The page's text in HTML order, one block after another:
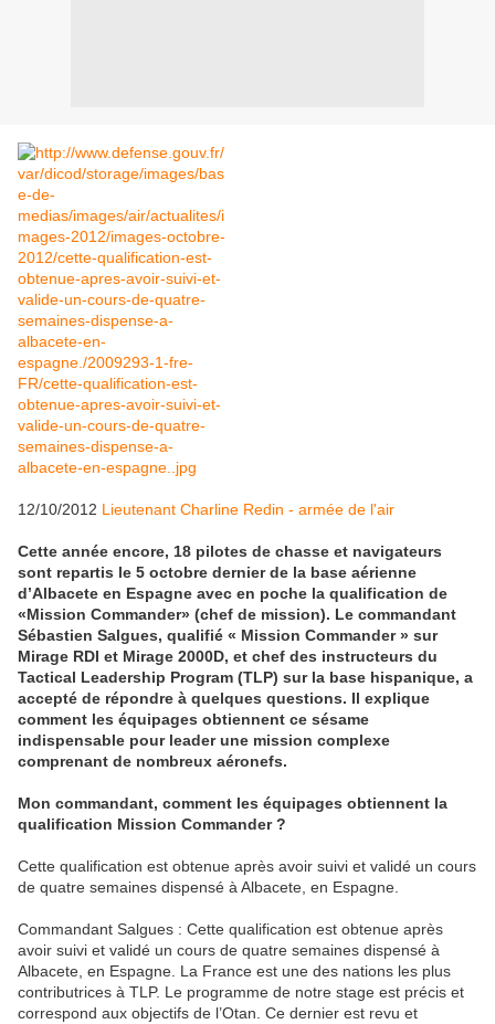
12/10/2012 Lieutenant Charline Redin - armée de l'air
Cette année encore, 18 pilotes de chasse et navigateurs
sont repartis le 5 octobre dernier de la base aérienne
d’Albacete en Espagne avec en poche la qualification de
«Mission Commander» (chef de mission). Le commandant
Sébastien Salgues, qualifié « Mission Commander » sur
Mirage RDI et Mirage 2000D, et chef des instructeurs du
Tactical Leadership Program (TLP) sur la base hispanique, a
accepté de répondre à quelques questions. Il explique
comment les équipages obtiennent ce sésame
indispensable pour leader une mission complexe
comprenant de nombreux aéronefs.
Mon commandant, comment les équipages obtiennent la
qualification Mission Commander ?
Cette qualification est obtenue après avoir suivi et validé un cours
de quatre semaines dispensé à Albacete, en Espagne.
Commandant Salgues : Cette qualification est obtenue après
avoir suivi et validé un cours de quatre semaines dispensé à
Albacete, en Espagne. La France est une des nations les plus
contributrices à TLP. Le programme de notre stage est précis et
correspond aux objectifs de l’Otan. Ce dernier est revu et